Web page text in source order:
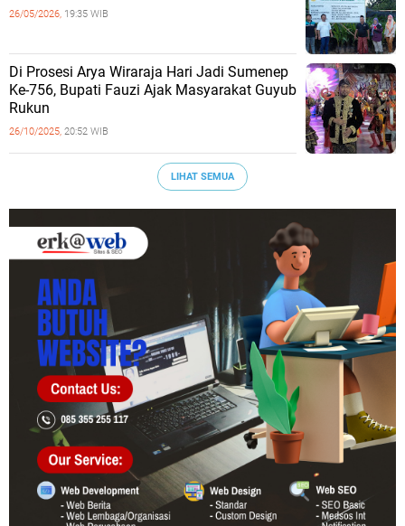
26/05/2026, 19:35 WIB
Di Prosesi Arya Wiraraja Hari Jadi Sumenep
Ke-756, Bupati Fauzi Ajak Masyarakat Guyub
Rukun
26/10/2025, 20:52 WIB
LIHAT SEMUA